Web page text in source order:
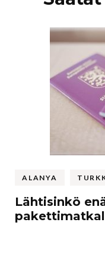
ALANYA
Lähtisinkö